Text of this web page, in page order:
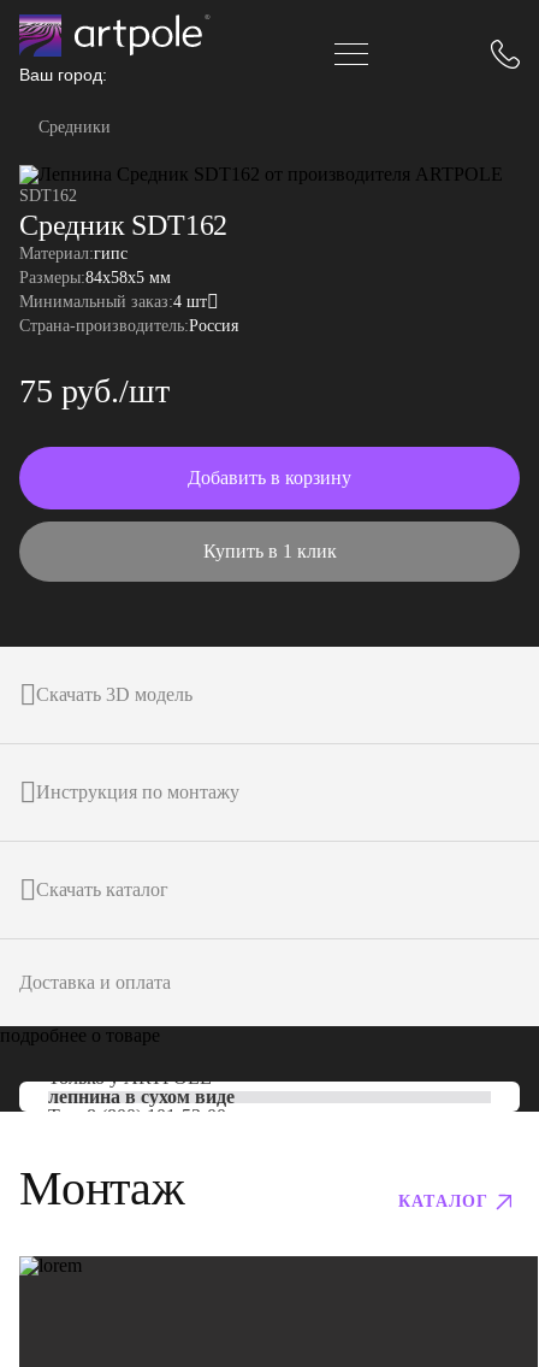
Ваш город:
Средники
SDT162
Средник SDT162
Материал:гипс
Размеры:84x58x5 мм
Минимальный заказ:4 шт
Страна-производитель:Россия
75 руб./шт
Добавить в корзину
Купить в 1 клик
Скачать 3D модель
Инструкция по монтажу
Скачать каталог
Доставка и оплата
подробнее о товаре
Только уARTPOLE
лепнина в сухом виде
Тел: 8 (800) 101-53-00
Монтаж КАТАЛОГ